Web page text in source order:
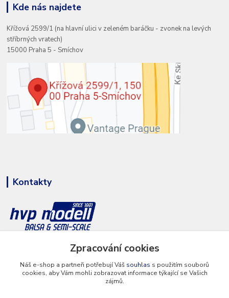
Kde nás najdete
Křížová 2599/1 (na hlavní ulici v zeleném baráčku - zvonek na levých
stříbrných vratech)
15000 Praha 5 - Smíchov
Kontakty
+420 777 286 674
info@hvp-modell.cz
Zpracování cookies
Náš e-shop a partneři potřebují Váš souhlas s použitím souborů
cookies, aby Vám mohli zobrazovat informace týkající se Vašich
zájmů.